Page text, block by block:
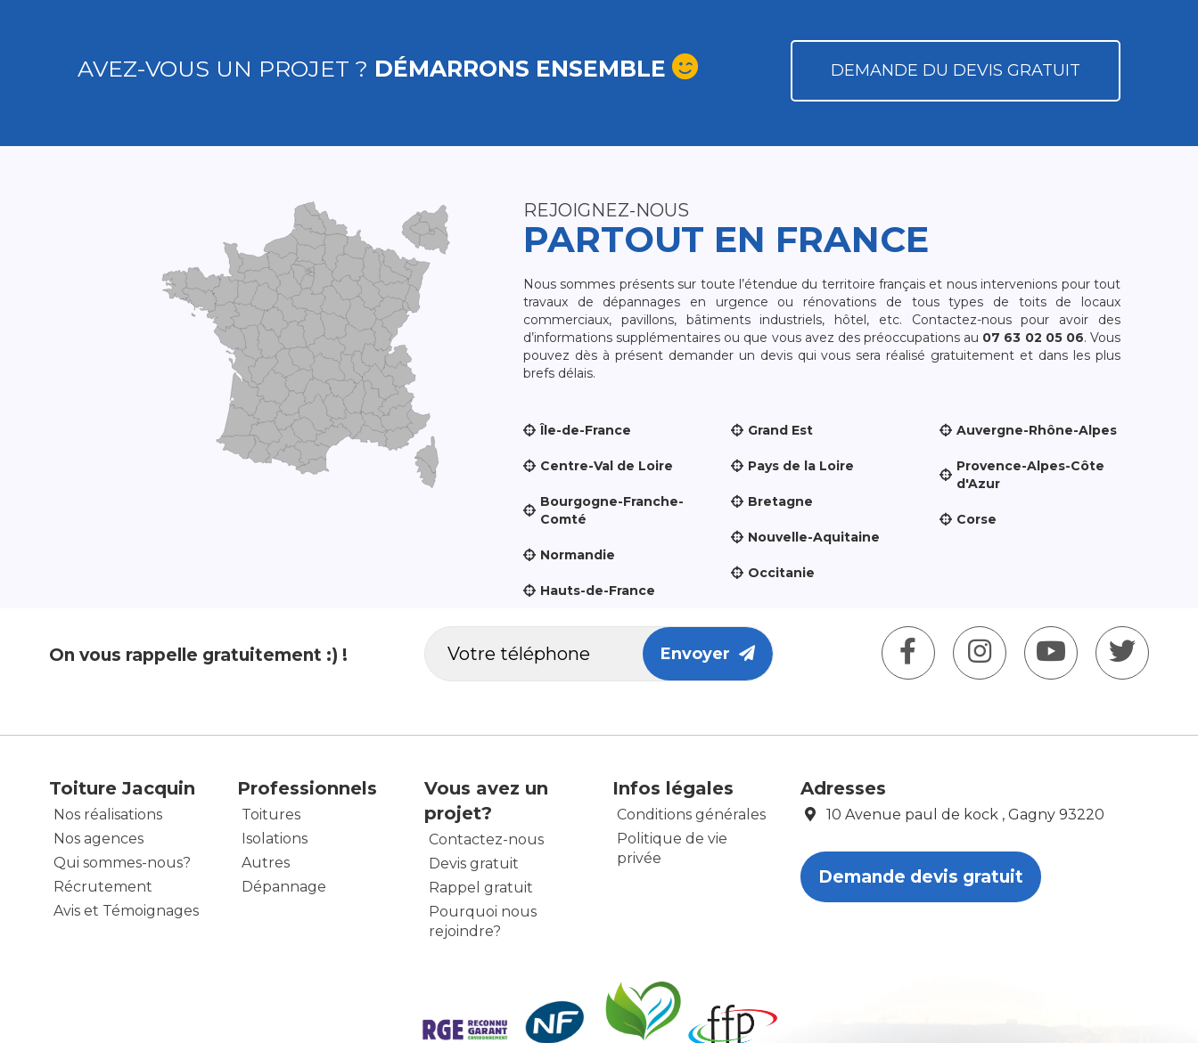
AVEZ-VOUS UN PROJET ? DÉMARRONS ENSEMBLE DEMANDE DU DEVIS GRATUIT
REJOIGNEZ-NOUS
PARTOUT EN FRANCE
Nous sommes présents sur toute l’étendue du territoire français et nous intervenions pour tout
travaux de dépannages en urgence ou rénovations de tous types de toits de locaux
commerciaux, pavillons, bâtiments industriels, hôtel, etc. Contactez-nous pour avoir des
d’informations supplémentaires ou que vous avez des préoccupations au 07 63 02 05 06. Vous
pouvez dès à présent demander un devis qui vous sera réalisé gratuitement et dans les plus
brefs délais.
Île-de-France
Centre-Val de Loire
Bourgogne-Franche-
Comté
Normandie
Hauts-de-France
Grand Est
Pays de la Loire
Bretagne
Nouvelle-Aquitaine
Occitanie
Auvergne-Rhône-Alpes
Provence-Alpes-Côte
d'Azur
Corse
On vous rappelle gratuitement :) ! Envoyer
Toiture Jacquin
Nos réalisations
Nos agences
Qui sommes-nous?
Récrutement
Avis et Témoignages
Professionnels
Toitures
Isolations
Autres
Dépannage
Vous avez un
projet?
Contactez-nous
Devis gratuit
Rappel gratuit
Pourquoi nous
rejoindre?
Infos légales
Conditions générales
Politique de vie
privée
Adresses
10 Avenue paul de kock , Gagny 93220
Demande devis gratuit